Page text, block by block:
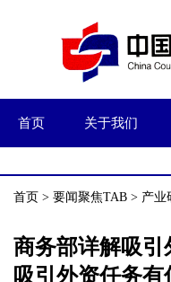
首页 关于我们
首页 > 要闻聚焦TAB > 产业
商务部详解吸
吸引外资任务有